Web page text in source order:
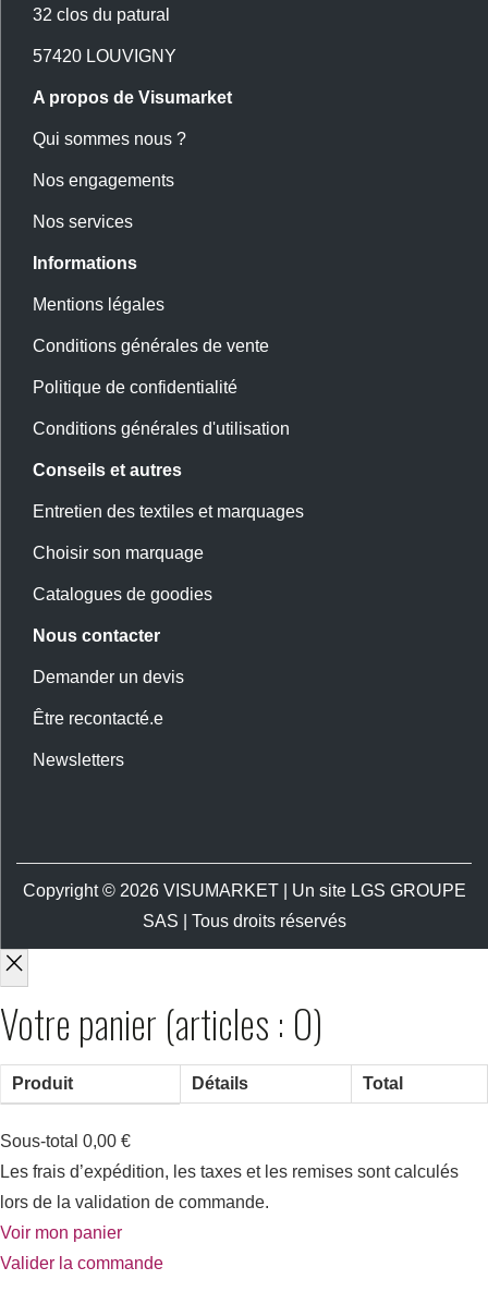
32 clos du patural
57420 LOUVIGNY
A propos de Visumarket
Qui sommes nous ?
Nos engagements
Nos services
Informations
Mentions légales
Conditions générales de vente
Politique de confidentialité
Conditions générales d'utilisation
Conseils et autres
Entretien des textiles et marquages
Choisir son marquage
Catalogues de goodies
Nous contacter
Demander un devis
Être recontacté.e
Newsletters
Copyright © 2026 VISUMARKET| Un site LGS GROUPE
SAS | Tous droits réservés
Votre panier (articles : 0)
Produit Détails Total
Sous-total 0,00 €
Les frais d’expédition, les taxes et les remises sont calculés
lors de la validation de commande.
Voir mon panier
Valider la commande